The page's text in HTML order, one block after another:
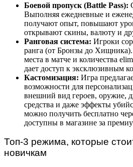
Боевой пропуск (Battle Pass):
Выполняя ежедневные и
получают опыт, повышают
открывают скины, валюту и
Ранговая система: Игроки
ранга (от Бронзы до Хищника).
места в матче и количества
дает доступ к эксклюзивным
Кастомизация: Игра
возможности для
внешний вид героев, оружие,
средства и даже эффекты
можно получить бесплатно
доступны в магазине за
Топ-3 режима, которые
новичкам